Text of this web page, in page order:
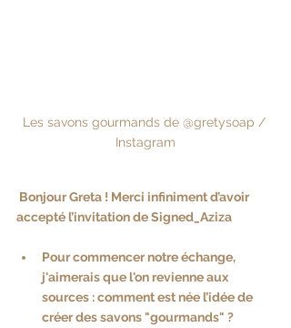
Les savons gourmands de @gretysoap /
Instagram
Bonjour Greta ! Merci infiniment d’avoir
accepté l’invitation de Signed_Aziza
Pour commencer notre échange,
j'aimerais que l'on revienne aux
sources : comment est née l’idée de
créer des savons "gourmands" ?